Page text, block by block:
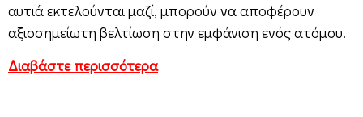
αυτιά εκτελούνται μαζί, μπορούν να αποφέρουν
αξιοσημείωτη βελτίωση στην εμφάνιση ενός ατόμου.
Διαβάστε περισσότερα